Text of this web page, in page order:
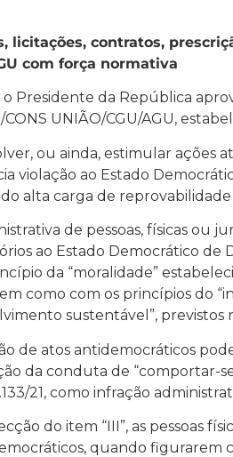
licitações, contratos,
com força normativa
o Presidente da República
UNIÃO/CGU/AGU,
ou ainda, estimular ações
violação ao Estado
alta carga de
de pessoas, físicas ou
ao Estado Democrático de
da “moralidade”
como com os princípios do
sustentável”, previstos
de atos antidemocráticos
da conduta de “comportar-
21, como infração
do item “III”, as pessoas
quando figurarem